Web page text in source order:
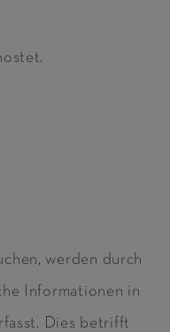
werden durch
Informationen in
Dies betrifft